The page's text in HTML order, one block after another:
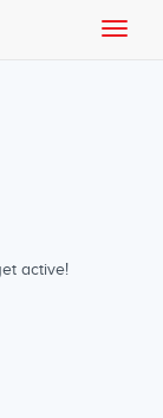
active!
Toggle